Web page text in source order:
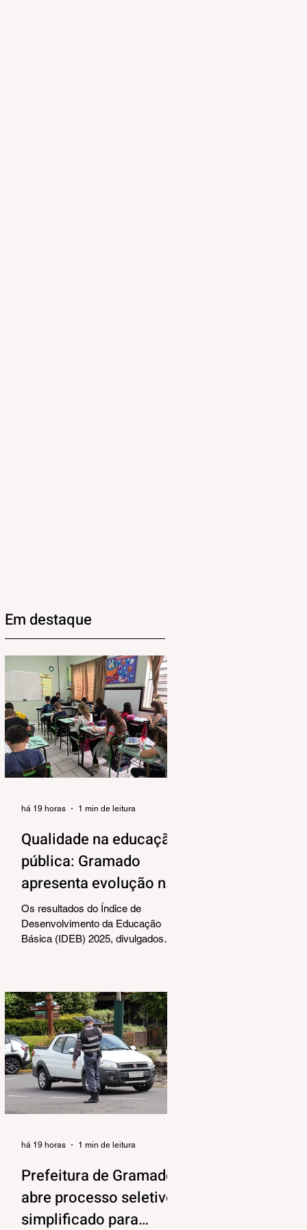
Em destaque
Qualidade na educação
pública: Gramado
apresenta evolução no
IDEB 2025
Os resultados do Índice de
Desenvolvimento da Educação
Básica (IDEB) 2025, divulgados
qualidade do ensino público. Os
dados mostram que as escolas da
rede municipal superaram tanto as
metas projetadas quanto as médias
nacionais em todas as etapas
avaliadas. Nos Anos Iniciais (1º ao
5º ano), o município ultrapassou a
meta nacional de 6,0 e ficou acima
há 19 horas 1 min de leitura
Prefeitura de Gramado
abre processo seletivo
simplificado para
há 19 horas 1 min de leitura